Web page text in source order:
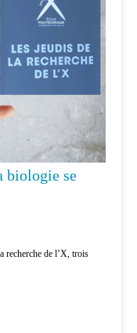
biologie se
recherche de l’X, trois